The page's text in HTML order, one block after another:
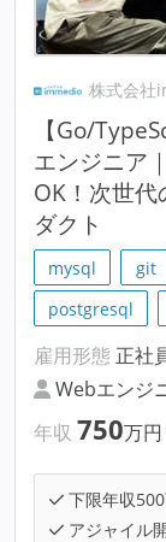
株式会社
【Go/
エンジニア
OK！次世代
ダクト
mysql git
postgresql
雇用形態 正社
Webエンジ
年収 750万円
下限年収
アジャイル